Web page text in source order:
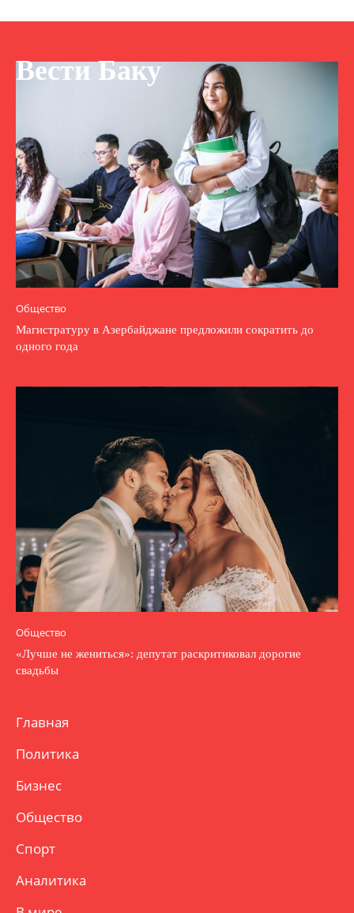
Вести Баку
Общество
Магистратуру в Азербайджане предложили сократить до
одного года
Общество
«Лучше не жениться»: депутат раскритиковал дорогие
свадьбы
Главная
Политика
Бизнес
Общество
Спорт
Аналитика